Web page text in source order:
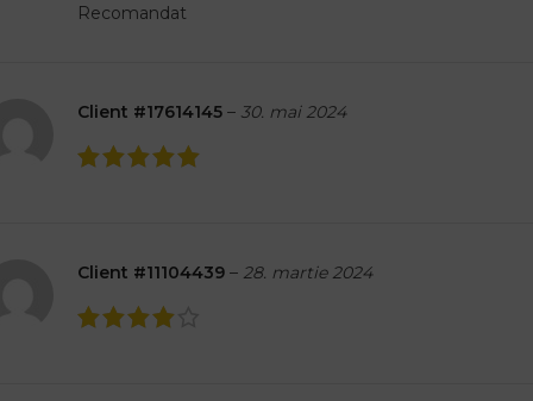
Recomandat
Client #17614145 – 30. mai 2024
Client #11104439 – 28. martie 2024